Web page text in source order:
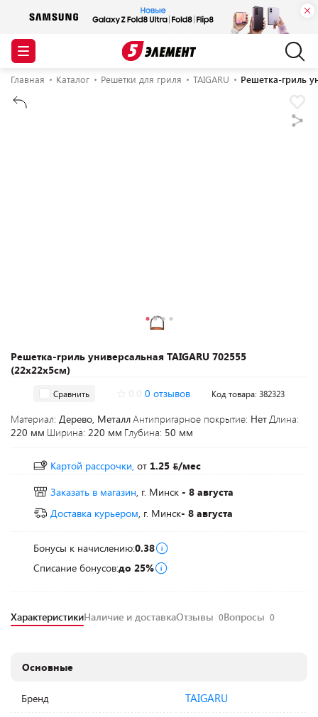
Главная Каталог Решетки для гриля TAIGARU Решетка-гриль
Решетка-гриль универсальная TAIGARU 702555
(22х22х5см)
Сравнить 0 отзывов Код товара: 382323
Материал: Дерево, МеталлАнтипригарное покрытие: НетДлина:
220 мм Ширина: 220 мм Глубина: 50 мм
Картой рассрочки, от 1.25
/мес
Заказать в магазин, г. Минск - 8 августа
Доставка курьером, г. Минск- 8 августа
Бонусы к начислению:0.38
Списание бонусов:до 25%
ХарактеристикиНаличие и доставкаОтзывы 0Вопросы 0
Основные
Бренд TAIGARU